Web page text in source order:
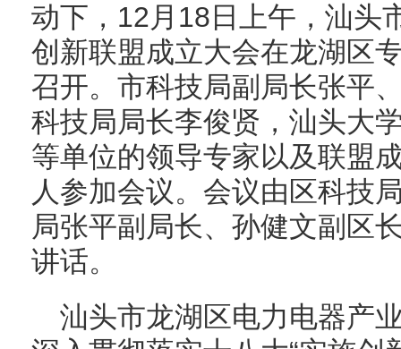
动下，12月18日上午，汕头
创新联盟成立大会在龙湖区
召开。市科技局副局长张平
科技局局长李俊贤，汕头大
等单位的领导专家以及联盟
人参加会议。会议由区科技
局张平副局长、孙健文副区
讲话。
汕头市龙湖区电力电器产